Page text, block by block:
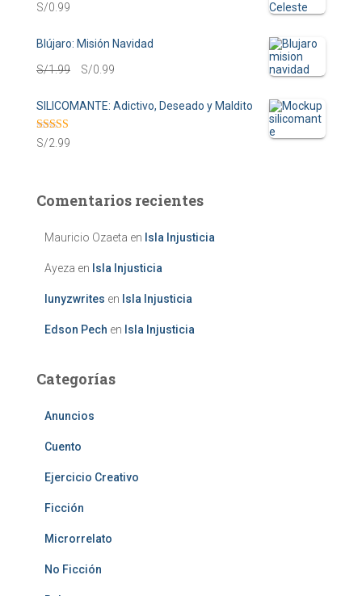
S/0.99
Blújaro: Misión Navidad
S/1.99
n
i
e
w
a
1
S/0.99
n
c
i
SILICOMANTE: Adictivo, Deseado y Maldito
Valorado en
S/2.99
Comentarios recientes
Mauricio Ozaeta en Isla Injusticia
Ayeza en Isla Injusticia
lunyzwrites en Isla Injusticia
Edson Pech en Isla Injusticia
Categorías
Anuncios
Cuento
Ejercicio Creativo
Ficción
Microrrelato
No Ficción